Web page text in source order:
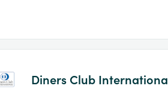
Diners Club